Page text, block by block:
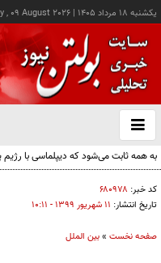
يکشنبه ۱۸ مرداد ۱۴۰۵ |
, 09 August 2026
باز
و
به همه ثابت می‌شود که دیپلماسی با
با اقدام نظامی تحقیرشان کنیم
کد خبر: ۶۸۰۹۷۸
تاریخ انتشار: ۱۱ شهريور ۱۳۹۹ - ۱۰:۱۱
صفحه نخست »بین الملل